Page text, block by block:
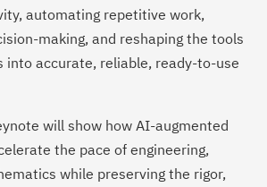
automating repetitive work,
making, and reshaping the tools
into accurate, reliable, ready-to-use
will show how AI-augmented
the pace of engineering,
while preserving the rigor,